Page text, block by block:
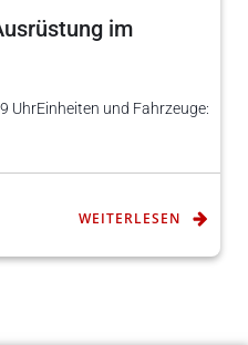
im
UhrEinheiten und Fahrzeuge:
WEITERLESEN